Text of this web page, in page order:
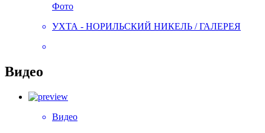
Фото
УХТА - НОРИЛЬСКИЙ НИКЕЛЬ / ГАЛЕРЕЯ
Видео
Видео